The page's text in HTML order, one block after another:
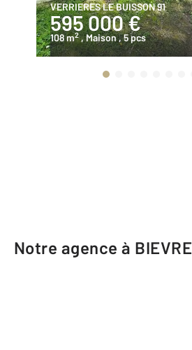
VERRIERES LE BUISSON 91
595 000 €
108 m2 , Maison, 5 pcs
Notre agence à